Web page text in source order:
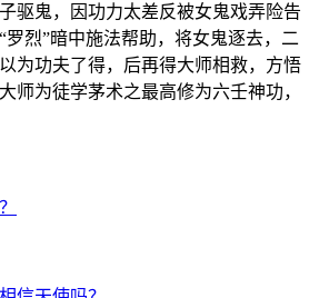
驱鬼，因功力太差反被女鬼戏弄险告
罗烈”暗中施法帮助，将女鬼逐去，二
为功夫了得，后再得大师相救，方悟
师为徒学茅术之最高修为六壬神功，